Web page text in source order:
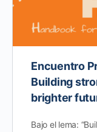
Encuentro
Building
brighter
Bajo el lema: